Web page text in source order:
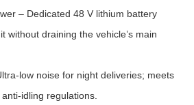
– Dedicated 48 V lithium battery
without draining the vehicle’s main
low noise for night deliveries; meets
idling regulations.